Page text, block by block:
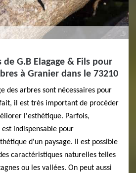
de G.B Elagage & Fils pour
à Granier dans le 73210
des arbres sont nécessaires pour
il est très important de procéder
l'esthétique. Parfois,
indispensable pour
d'un paysage. Il est possible
caractéristiques naturelles telles
ou les vallées. On peut aussi